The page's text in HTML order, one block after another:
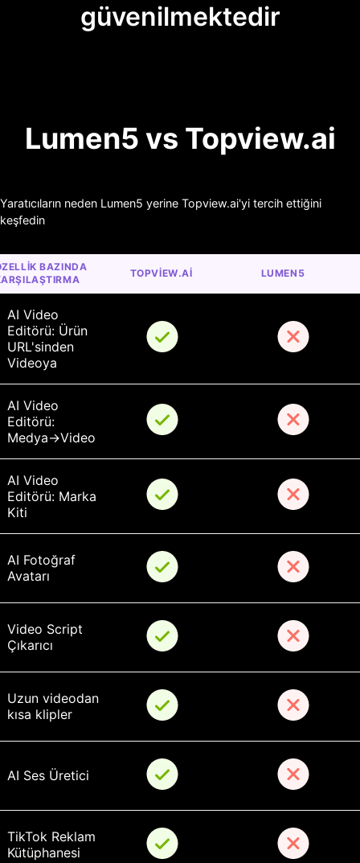
güvenilmektedir
Lumen5 vs Topview.ai
Yaratıcıların neden Lumen5 yerine Topview.ai'yi tercih ettiğini
keşfedin
BAZINDA
TOPVIEW.AI LUMEN5
AI Video
Editörü: Ürün
URL'sinden
Videoya
AI Video
Editörü:
Medya->Video
AI Video
Editörü: Marka
Kiti
AI Fotoğraf
Avatarı
Video Script
Çıkarıcı
Uzun videodan
kısa klipler
AI Ses Üretici
TikTok Reklam
Kütüphanesi